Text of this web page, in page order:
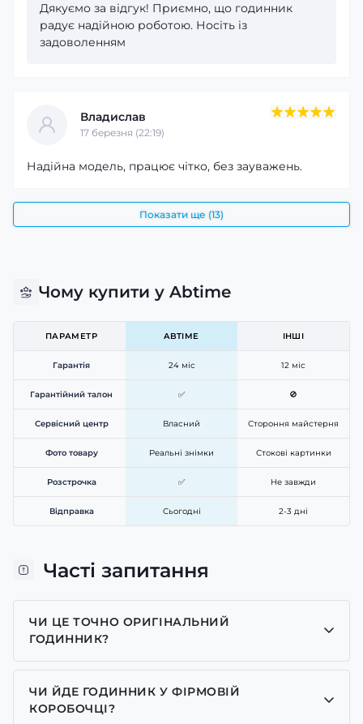
Дякуємо за відгук! Приємно, що годинник
радує надійною роботою. Носіть із
задоволенням
Владислав
17 березня (22:19)
Надійна модель, працює чітко, без зауважень.
Показати ще (13)
Чому купити у Abtime
ПАРАМЕТР ABTIME ІНШІ
Гарантія 24 міс 12 міс
Гарантійний талон ✅ 🚫
Сервісний центр Власний Стороння майстерня
Фото товару Реальні знімки Стокові картинки
Розстрочка ✅ Не завжди
Відправка Сьогодні 2-3 дні
Часті запитання
ЧИ ЦЕ ТОЧНО ОРИГІНАЛЬНИЙ
ГОДИННИК?
Так, усі годинники у нас лише оригінальні, ми є
представником багатьох брендів.
ЧИ ЙДЕ ГОДИННИК У ФІРМОВІЙ
КОРОБОЧЦІ?